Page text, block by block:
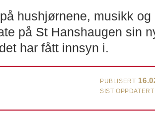
hushjørnene, musikk og
på St Hanshaugen sin
har fått innsyn i.
PUBLISERT
SIST OPPDATERT